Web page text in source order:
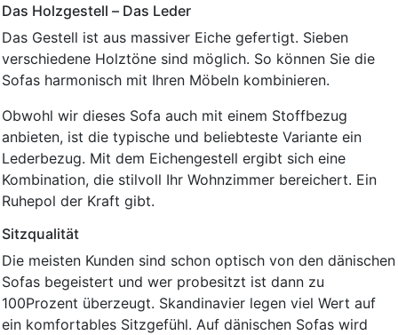
Das Holzgestell – Das Leder
Das Gestell ist aus massiver Eiche gefertigt. Sieben
verschiedene Holztöne sind möglich. So können Sie die
Sofas harmonisch mit Ihren Möbeln kombinieren.
Obwohl wir dieses Sofa auch mit einem Stoffbezug
anbieten, ist die typische und beliebteste Variante ein
Lederbezug. Mit dem Eichengestell ergibt sich eine
Kombination, die stilvoll Ihr Wohnzimmer bereichert. Ein
Ruhepol der Kraft gibt.
Sitzqualität
Die meisten Kunden sind schon optisch von den dänischen
Sofas begeistert und wer probesitzt ist dann zu
100Prozent überzeugt. Skandinavier legen viel Wert auf
ein komfortables Sitzgefühl. Auf dänischen Sofas wird